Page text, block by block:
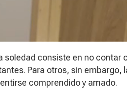
soledad consiste en no
Para otros, sin embargo,
comprendido y amado.